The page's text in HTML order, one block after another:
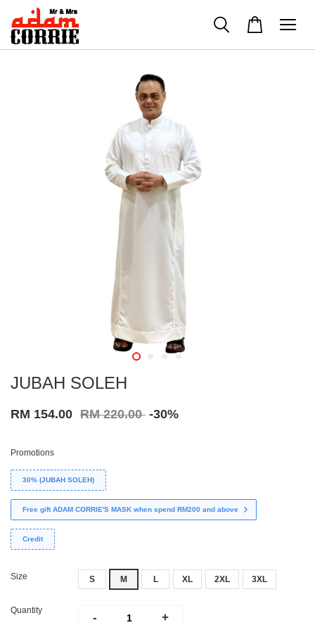
JUBAH SOLEH
RM 154.00 RM 220.00 -30%
Promotions
30% (JUBAH SOLEH)
Free gift ADAM CORRIE'S MASK when spend RM200 and above
Credit
Size S M L XL 2XL 3XL
Quantity
- +